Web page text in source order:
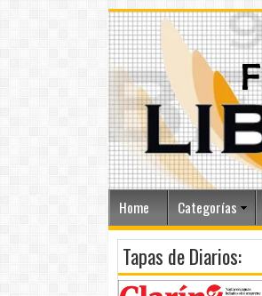
Home Categorías
Tapas de Diarios: